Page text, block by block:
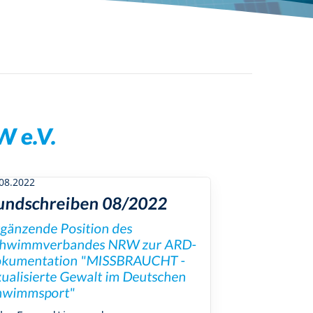
e.V.
08/2022
Position des
NRW zur ARD-
"MISSBRAUCHT -
Gewalt im Deutschen